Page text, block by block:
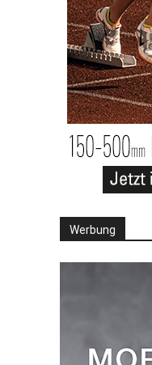
Werbung